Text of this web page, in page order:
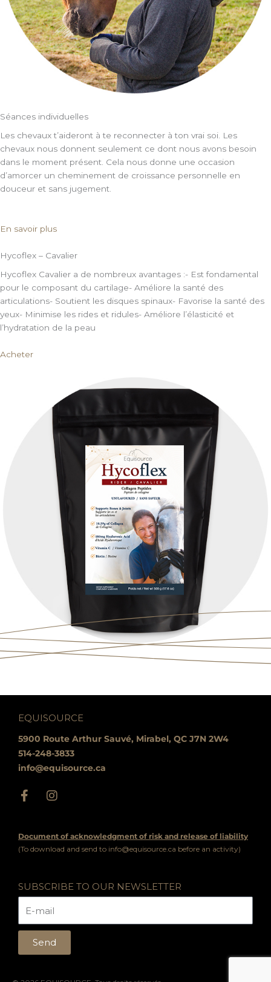
Séances individuelles
Les chevaux t’aideront à te reconnecter à ton vrai soi. Les
chevaux nous donnent seulement ce dont nous avons besoin
dans le moment présent. Cela nous donne une occasion
d’amorcer un cheminement de croissance personnelle en
douceur et sans jugement.
En savoir plus
Hycoflex – Cavalier
Hycoflex Cavalier a de nombreux avantages :- Est fondamental
pour le composant du cartilage- Améliore la santé des
articulations- Soutient les disques spinaux- Favorise la santé des
yeux- Minimise les rides et ridules- Améliore l’élasticité et
l’hydratation de la peau
Acheter
EQUISOURCE
5900 Route Arthur Sauvé, Mirabel, QC J7N 2W4
514-248-3833
info@equisource.ca
F
e
b
o
k
-
f
I
t
a
g
a
m
Document of acknowledgment of risk and release of liability
(To download and send to info@equisource.ca before an activity)
SUBSCRIBE TO OUR NEWSLETTER
Send